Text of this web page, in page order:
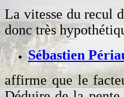
La vitesse du recul
donc très
Sébastien
affirme que le